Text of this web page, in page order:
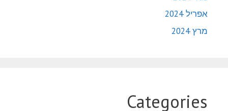
אפריל 2024
מרץ 2024
Categories